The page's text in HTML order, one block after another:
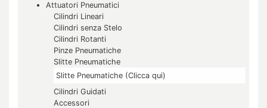
Attuatori Pneumatici
Cilindri Lineari
Cilindri senza Stelo
Cilindri Rotanti
Pinze Pneumatiche
Slitte Pneumatiche
Slitte Pneumatiche (Clicca qui)
Cilindri Guidati
Accessori